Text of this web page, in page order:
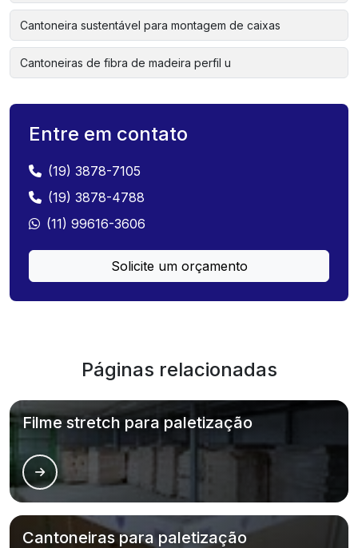
Cantoneira sustentável para montagem de caixas
Cantoneiras de fibra de madeira perfil u
Entre em contato
(19) 3878-7105
(19) 3878-4788
(11) 99616-3606
Solicite um orçamento
Páginas relacionadas
Filme stretch para paletização
Cantoneiras para paletização